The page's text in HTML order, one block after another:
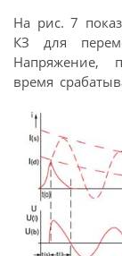
На рис. 7
КЗ для
Напряжение,
время